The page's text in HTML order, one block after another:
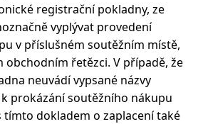
registrační pokladny, ze
vyplývat provedení
v příslušném soutěžním místě,
obchodním řetězci. V případě, že
neuvádí vypsané názvy
prokázání soutěžního nákupu
tímto dokladem o zaplacení také